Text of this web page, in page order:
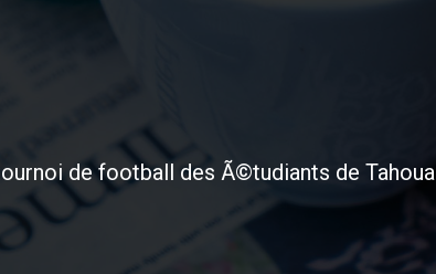
de football des Ã©tudiants de Tahoua